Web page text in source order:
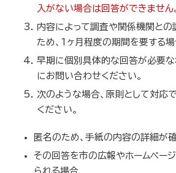
入がない場合は回答ができません
内容によって調査や関係機関との
ため、1ヶ月程度の期間を要する場
早期に個別具体的な回答が必要
にお問い合わせください。
次のような場合、原則として対応
ください。
匿名のため、手紙の内容の詳細が
その回答を市の広報やホームペー
られる場合